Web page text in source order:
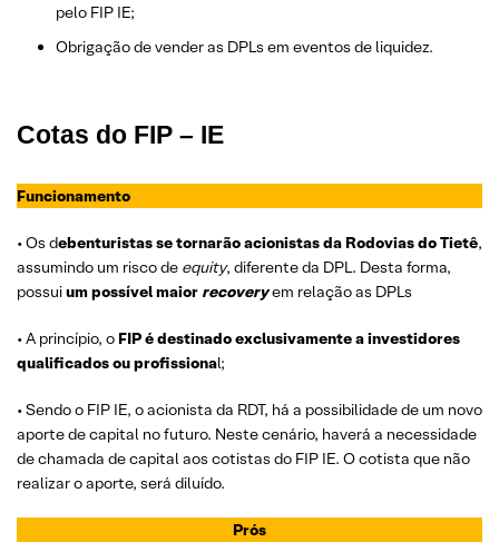
pelo FIP IE;
Obrigação de vender as DPLs em eventos de liquidez.
Cotas do FIP – IE
Funcionamento
• Os debenturistas se tornarão acionistas da Rodovias do Tietê,
assumindo um risco de equity, diferente da DPL. Desta forma,
possuium possível maior recoveryem relação as DPLs
• A princípio, o FIP é destinado exclusivamente a investidores
qualificados ou profissional;
• Sendo o FIP IE, o acionista da RDT, há a possibilidade de um novo
aporte de capital no futuro. Neste cenário, haverá a necessidade
de chamada de capital aos cotistas do FIP IE. O cotista que não
realizar o aporte, será diluído.
Prós